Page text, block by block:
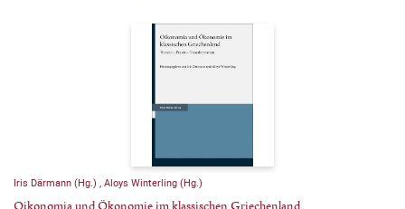
Iris Därmann (Hg.) Aloys Winterling (Hg.)